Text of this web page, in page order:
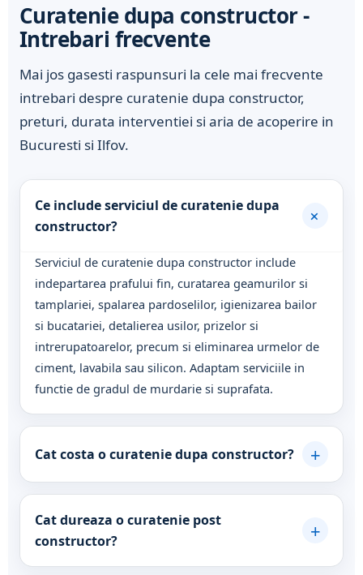
Curatenie dupa constructor -
Intrebari frecvente
Mai jos gasesti raspunsuri la cele mai frecvente
intrebari despre curatenie dupa constructor,
preturi, durata interventiei si aria de acoperire in
Bucuresti si Ilfov.
Ce include serviciul de curatenie dupa
constructor?
+
Serviciul de curatenie dupa constructor include
indepartarea prafului fin, curatarea geamurilor si
tamplariei, spalarea pardoselilor, igienizarea bailor
si bucatariei, detalierea usilor, prizelor si
intrerupatoarelor, precum si eliminarea urmelor de
ciment, lavabila sau silicon. Adaptam serviciile in
functie de gradul de murdarie si suprafata.
Cat costa o curatenie dupa constructor? +
Cat dureaza o curatenie post
constructor?
+